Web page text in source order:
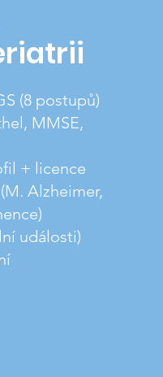
(8 postupů)
MMSE,
+ licence
Alzheimer,
události)